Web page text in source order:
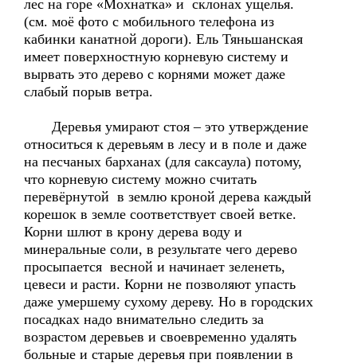
лес на горе «Мохнатка» и склонах ущелья.
(см. моё фото с мобильного телефона из
кабинки канатной дороги). Ель Тяньшанская
имеет поверхностную корневую систему и
вырвать это дерево с корнями может даже
слабый порыв ветра.
Деревья умирают стоя – это утверждение
относиться к деревьям в лесу и в поле и даже
на песчаных барханах (для саксаула) потому,
что корневую систему можно считать
перевёрнутой в землю кроной дерева каждый
корешок в земле соответствует своей ветке.
Корни шлют в крону дерева воду и
минеральные соли, в результате чего дерево
просыпается весной и начинает зеленеть,
цевеси и расти. Корни не позволяют упасть
даже умершему сухому дереву. Но в городских
посадках надо внимательно следить за
возрастом деревьев и своевременно удалять
больные и старые деревья при появлении в